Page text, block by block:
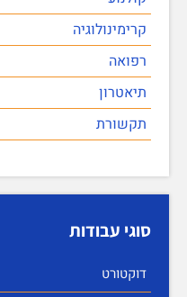
קרימינולוגיה
רפואה
תיאטרון
תקשורת
סוגי עבודות
דוקטורט